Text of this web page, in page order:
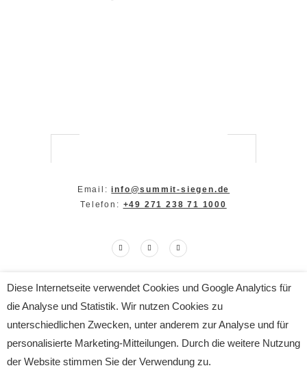
Email:info@summit-siegen.de
Telefon: +49 271 238 71 1000
Copyright The SUMMIT 2024
All Rights Reserved
Impressum|Datenschutz
Diese Internetseite verwendet Cookies und Google Analytics für
die Analyse und Statistik. Wir nutzen Cookies zu
unterschiedlichen Zwecken, unter anderem zur Analyse und für
personalisierte Marketing-Mitteilungen. Durch die weitere Nutzung
der Website stimmen Sie der Verwendung zu.